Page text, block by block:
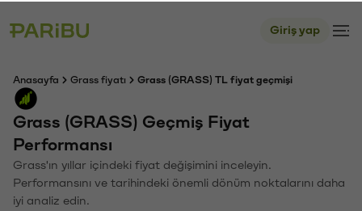
Giriş yap
Anasayfa Grass fiyatı Grass (GRASS) TL fiyat geçmişi
Grass (GRASS) Geçmiş Fiyat
Performansı
Grass'ın yıllar içindeki fiyat değişimini inceleyin.
Performansını ve tarihindeki önemli dönüm noktalarını daha
iyi analiz edin.